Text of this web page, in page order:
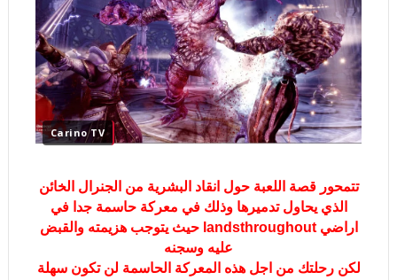
Carino TV
تتمحور قصة اللعبة حول انقاد البشرية من الجنرال الخائن
الذي يحاول تدميرها وذلك في معركة حاسمة جدا في
اراضي landsthroughout حيث يتوجب هزيمته والقبض
عليه وسجنه
لكن رحلتك من اجل هذه المعركة الحاسمة لن تكون سهلة